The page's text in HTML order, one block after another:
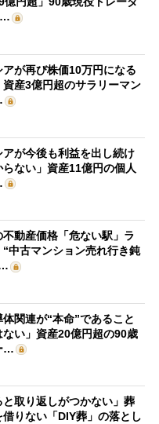
アが再び株価10万円になる
資産3億円超のサラリーマン
アが今後も利益を出し続け
らない」資産11億円の個人
不動産価格「危ない駅」ラ
“中古マンション売れ行き鈍
体関連が“本命”であること
ない」資産20億円超の90歳
…
と取り返しがつかない」葬
りない「DIY葬」の落とし